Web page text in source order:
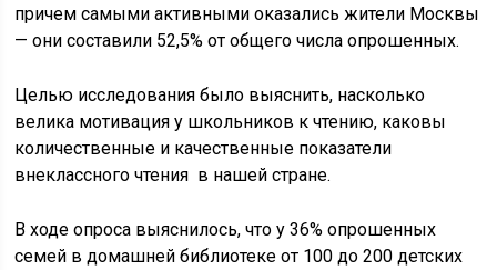
причем самыми активными оказались жители Москвы
— они составили 52,5% от общего числа опрошенных.
Целью исследования было выяснить, насколько
велика мотивация у школьников к чтению, каковы
количественные и качественные показатели
внеклассного чтения в нашей стране.
В ходе опроса выяснилось, что у 36% опрошенных
семей в домашней библиотеке от 100 до 200 детских